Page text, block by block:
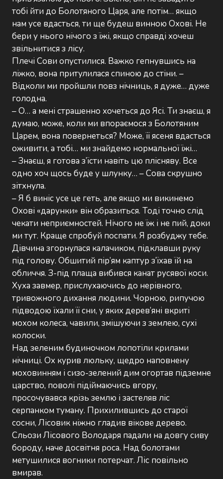
тобі йти до Болотяного Царя, але потім… якщо
нам усе вдасться, ти ще будеш винною Охові. Не
бери у нього нічого з їжі, якщо справді хочеш
звільнитися з лісу.
Плечі Сови опустилися. Важко гепнувшись на
ліжко, вона притулилася спиною до стіни. –
Відколи ми пройшли повз нічниць, я дуже… дуже
голодна.
– О… а мені страшенно хочеться до Ясі. Ти знаєш, я
думаю, може, коли ми впораємося з Болотяним
Царем, вона повернеться? Може, її ясеня вдасться
оживити, а тобі… ми знайдемо нормальної їжі…
– Знаєш, я готова з’їсти навіть цю плісняву. Все
одно хоч щось буде у шлунку… – Сова скрушно
зітхнула.
– Я б виніс усе це геть, але якщо ми викинемо
Охові «дарунки» він образиться. Тоді точно слід
чекати неприємностей. Нічого не їж і не пий, доки
ми тут. Краще спробуй поспати. Я розбуджу тебе.
Дівчина згорнулася калачиком, підклавши руку
під голову. Обшитий пір’ям каптур з’їхав їй на
обличчя. З-під плаща вибився канат русявої коси.
Хуха завмер, прислухаючись до нерівного,
тривожного дихання людини. Чорною, рипучою
підводою їхали її сни, у яких дерев’яні вкриті
мохом колеса, чавили, змішуючи з землею, сухі
колоски.
Над зеленим будиночком лопотіли крилами
нічниці. Ох курив люльку, щедро наповнену
моховинням і сизо-зелений дим огортав підземне
царство, поволі підіймаючись вгору,
просочувався крізь землю і застеляв ліс
серпанком туману. Прихилившись до старої
сосни, Лісовик ніжно гладив вікове дерево.
Сльози Лісового Володаря падали на довгу сиву
бороду, наче досвітня роса. Над болотами
метушилися вогники потерчат. Ліс повільно
вмирав.